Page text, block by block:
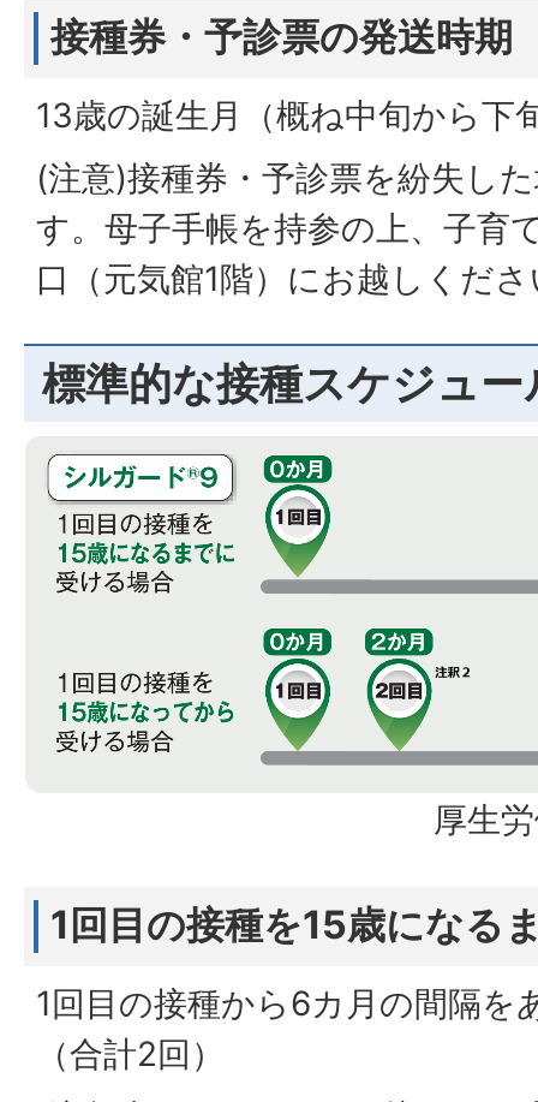
接種券・予診票の発送時期
13歳の誕生月（概ね中旬から下
(注意)接種券・予診票を紛失し
す。母子手帳を持参の上、子育
口（元気館1階）にお越しくだ
標準的な接種スケジュー
厚生
1回目の接種を15歳になる
1回目の接種から6カ月の間隔を
（合計2回）